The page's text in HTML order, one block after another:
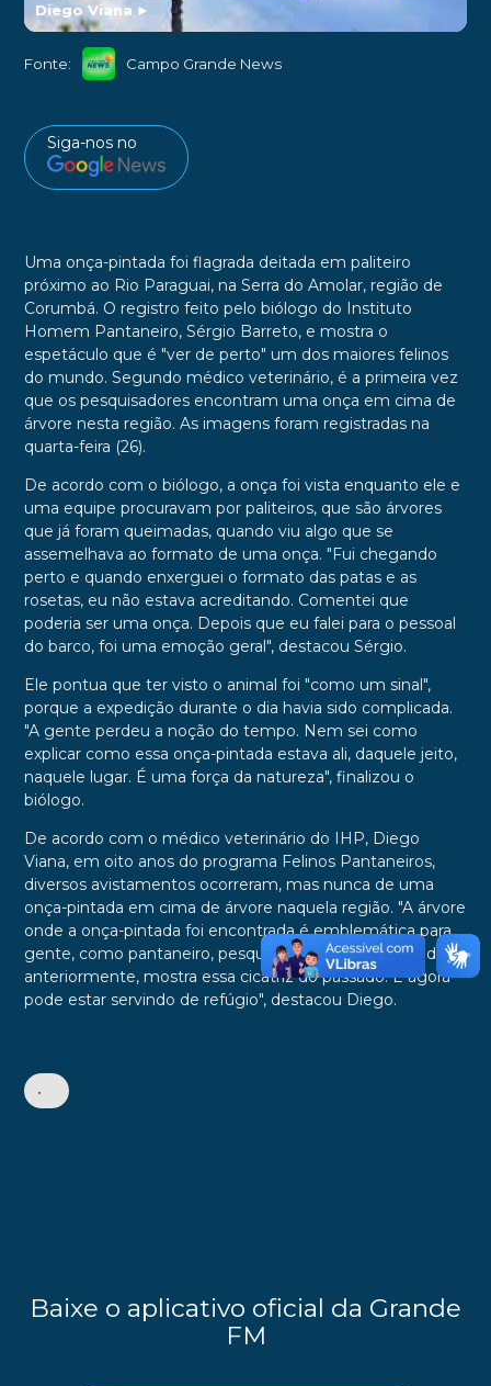
Diego Viana ►
Fonte: Campo Grande News
Siga-nos no
Uma onça-pintada foi flagrada deitada em paliteiro
próximo ao Rio Paraguai, na Serra do Amolar, região de
Corumbá. O registro feito pelo biólogo do Instituto
Homem Pantaneiro, Sérgio Barreto, e mostra o
espetáculo que é "ver de perto" um dos maiores felinos
do mundo. Segundo médico veterinário, é a primeira vez
que os pesquisadores encontram uma onça em cima de
árvore nesta região. As imagens foram registradas na
quarta-feira (26).
De acordo com o biólogo, a onça foi vista enquanto ele e
uma equipe procuravam por paliteiros, que são árvores
que já foram queimadas, quando viu algo que se
assemelhava ao formato de uma onça. "Fui chegando
perto e quando enxerguei o formato das patas e as
rosetas, eu não estava acreditando. Comentei que
poderia ser uma onça. Depois que eu falei para o pessoal
do barco, foi uma emoção geral", destacou Sérgio.
Ele pontua que ter visto o animal foi "como um sinal",
porque a expedição durante o dia havia sido complicada.
"A gente perdeu a noção do tempo. Nem sei como
explicar como essa onça-pintada estava ali, daquele jeito,
naquele lugar. É uma força da natureza", finalizou o
biólogo.
De acordo com o médico veterinário do IHP, Diego
Viana, em oito anos do programa Felinos Pantaneiros,
diversos avistamentos ocorreram, mas nunca de uma
onça-pintada em cima de árvore naquela região. "A árvore
onde a onça-pintada foi encontrada é emblemática para
gente, como pantaneiro, pesquisador. Ela foi queimada
anteriormente, mostra essa cicatriz do passado. E agora
pode estar servindo de refúgio", destacou Diego.
•
Baixe o aplicativo oficial da Grande
FM